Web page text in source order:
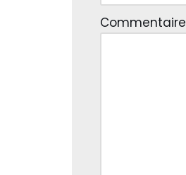
Commentaire